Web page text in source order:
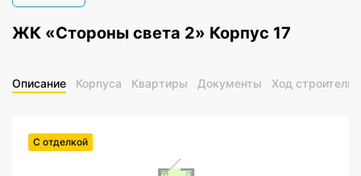
ЖК «Стороны света 2» Корпус 17
Описание Корпуса Квартиры Документы Ход
С отделкой